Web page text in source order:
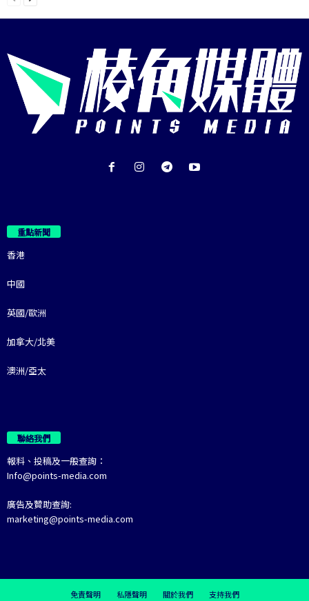
重點新聞
香港
中國
英國/歐洲
加拿大/北美
澳洲/亞太
聯絡我們
報料、投稿及一般查詢：
Info@points-media.com
廣告及贊助查詢:
marketing@points-media.com
免責聲明 私隱聲明 關於我們 支持我們